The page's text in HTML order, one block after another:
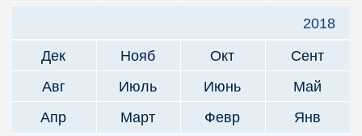
2018
Дек
Нояб Окт
Сент
Авг
Июль Июнь
Май
Апр
Март Февр Янв